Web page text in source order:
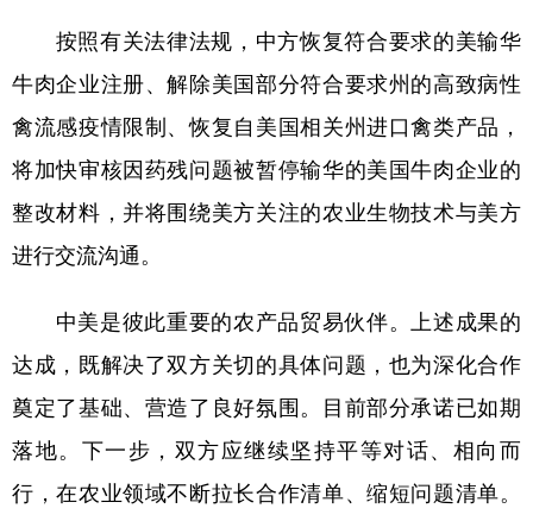
按照有关法律法规，中方恢复符合要求的美输华
牛肉企业注册、解除美国部分符合要求州的高致病性
禽流感疫情限制、恢复自美国相关州进口禽类产品，
将加快审核因药残问题被暂停输华的美国牛肉企业的
整改材料，并将围绕美方关注的农业生物技术与美方
进行交流沟通。
中美是彼此重要的农产品贸易伙伴。上述成果的
达成，既解决了双方关切的具体问题，也为深化合作
奠定了基础、营造了良好氛围。目前部分承诺已如期
落地。下一步，双方应继续坚持平等对话、相向而
行，在农业领域不断拉长合作清单、缩短问题清单。